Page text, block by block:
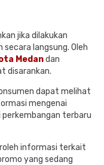
jika dilakukan
langsung. Oleh
Medandan
disarankan.
dapat melihat
mengenai
terbaru
informasi terkait
yang sedang